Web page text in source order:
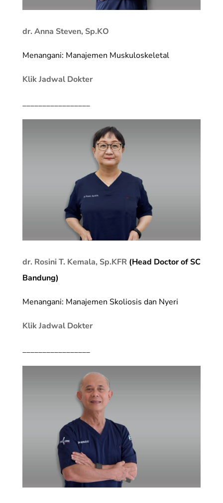
dr. Anna Steven, Sp.KO
Menangani: Manajemen Muskuloskeletal
Klik Jadwal Dokter
_________________
dr. Rosini T. Kemala, Sp.KFR(Head Doctor of SC
Bandung)
Menangani: Manajemen Skoliosis dan Nyeri
Klik Jadwal Dokter
_________________